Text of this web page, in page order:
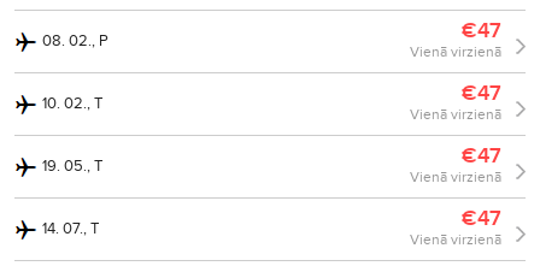
08. 02., P €47
Vienā virzienā
10. 02., T €47
Vienā virzienā
19. 05., T €47
Vienā virzienā
14. 07., T €47
Vienā virzienā